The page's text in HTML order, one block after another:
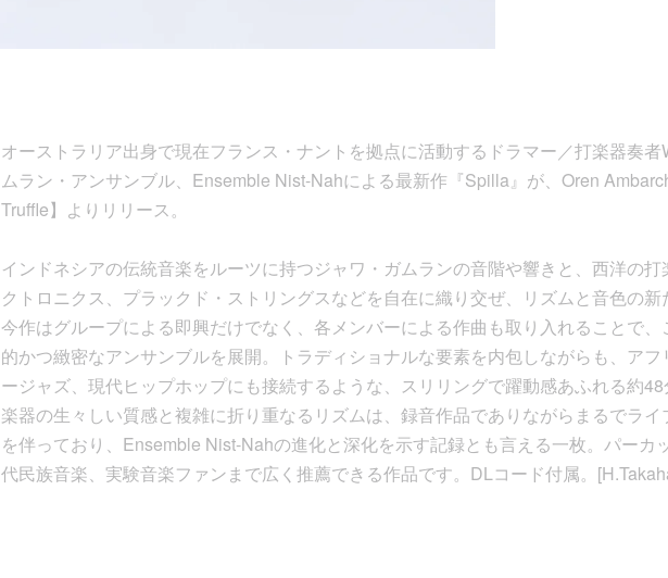
オーストラリア出身で現在フランス・ナントを拠点に活動するドラマー／打楽器奏
ムラン・アンサンブル、Ensemble Nist-Nahによる最新作『Spilla』が、Oren
Truffle】よりリリース。
インドネシアの伝統音楽をルーツに持つジャワ・ガムランの音階や響きと、西洋の
クトロニクス、プラックド・ストリングスなどを自在に織り交ぜ、リズムと音色の新
今作はグループによる即興だけでなく、各メンバーによる作曲も取り入れることで
的かつ緻密なアンサンブルを展開。トラディショナルな要素を内包しながらも、アフ
ージャズ、現代ヒップホップにも接続するような、スリリングで躍動感あふれる約
楽器の生々しい質感と複雑に折り重なるリズムは、録音作品でありながらまるでラ
を伴っており、Ensemble Nist-Nahの進化と深化を示す記録とも言える一枚。パーカ
代民族音楽、実験音楽ファンまで広く推薦できる作品です。DLコード付属。